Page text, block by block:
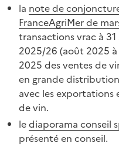
la note de
FranceAgriMer de
transactions vrac à
2025/26 (août 2025
2025 des ventes de
en grande
avec les exportations
de vin.
lediaporama conseil
présenté en conseil.